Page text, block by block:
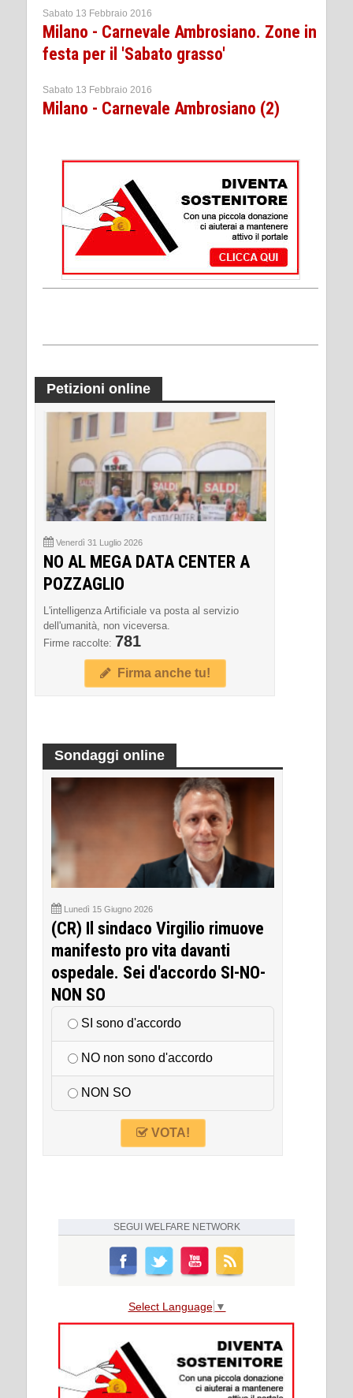
Sabato 13 Febbraio 2016
Milano - Carnevale Ambrosiano. Zone in
festa per il 'Sabato grasso'
Sabato 13 Febbraio 2016
Milano - Carnevale Ambrosiano (2)
Petizioni online
Venerdì 31 Luglio 2026
NO AL MEGA DATA CENTER A
POZZAGLIO
L'intelligenza Artificiale va posta al servizio
dell'umanità, non viceversa.
Firme raccolte: 781
Firma anche tu!
Sondaggi online
Lunedì 15 Giugno 2026
(CR) Il sindaco Virgilio rimuove
manifesto pro vita davanti
ospedale. Sei d'accordo SI-NO-
NON SO
SI sono d'accordo
NO non sono d'accordo
NON SO
VOTA!
SEGUI WELFARE NETWORK
Select Language ▼